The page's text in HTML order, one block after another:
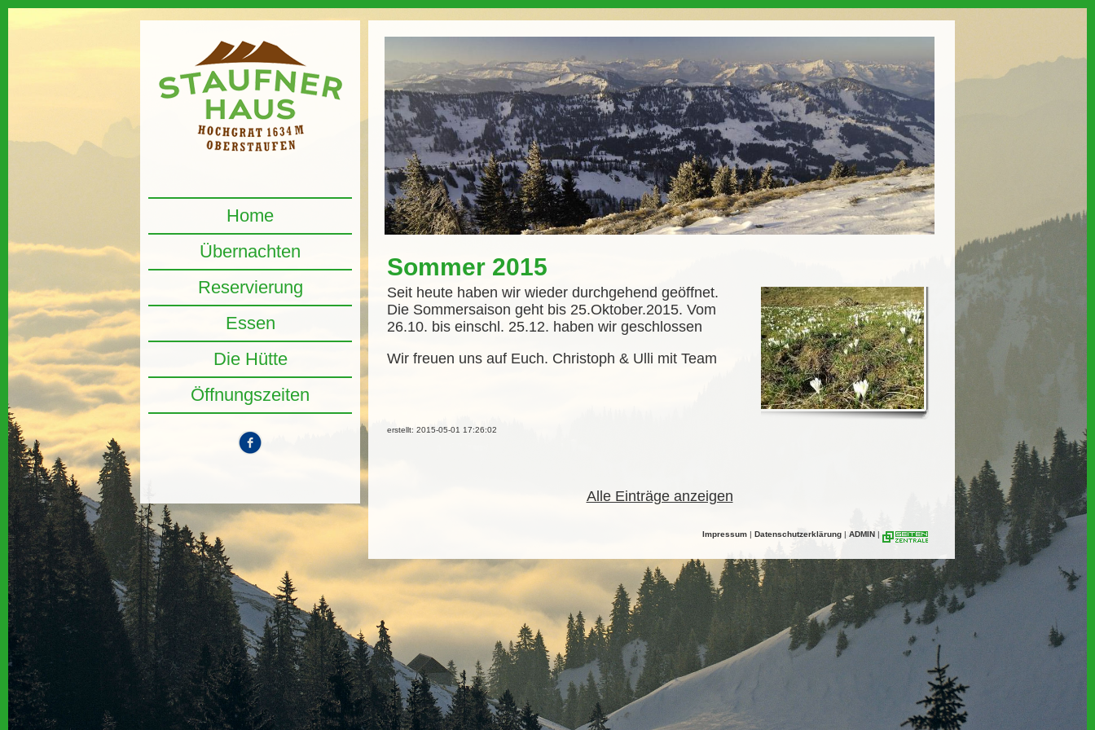
Home
Übernachten
Reservierung
Essen
Die Hütte
Öffnungszeiten
Sommer 2015
Seit heute haben wir wieder durchgehend geöffnet.
Die Sommersaison geht bis 25.Oktober.2015. Vom
26.10. bis einschl. 25.12. haben wir geschlossen
Wir freuen uns auf Euch. Christoph & Ulli mit Team
erstellt: 2015-05-01 17:26:02
Alle Einträge anzeigen
Impressum | Datenschutzerklärung | ADMIN |